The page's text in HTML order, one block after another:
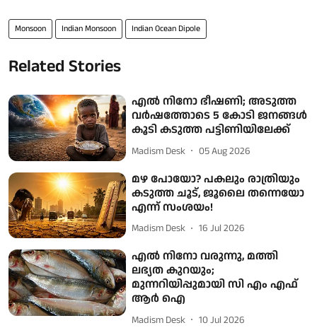
Monsoon Indian Monsoon Indian Ocean Dipole
Related Stories
എൽ നിനോ ഭീഷണി; അടുത്ത
വർഷത്തോടെ 5 കോടി ജനങ്ങൾ
കൂടി കടുത്ത പട്ടിണിയിലേക്ക്
Madism Desk 05 Aug 2026
മഴ പോയോ? പകലും രാത്രിയും
കടുത്ത ചൂട്, ജൂലൈ തന്നെയോ
എന്ന് സംശയം!
Madism Desk 16 Jul 2026
എല്‍ നിനോ വരുന്നു, മത്തി
ലഭ്യത കുറയും;
മുന്നറിയിപ്പുമായി സി എം എഫ്
ആര്‍ ഐ
Madism Desk 10 Jul 2026